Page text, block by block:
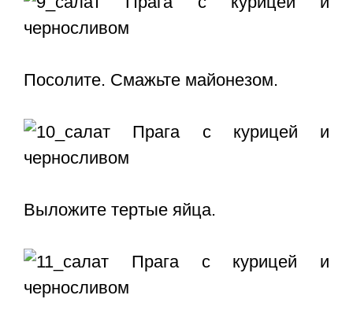
Посолите. Смажьте майонезом.
Выложите тертые яйца.